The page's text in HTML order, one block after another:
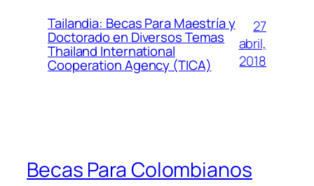
Tailandia: Becas Para Maestría y
Doctorado en Diversos Temas
Thailand International
Cooperation Agency (TICA)
27
abril,
2018
Becas Para Colombianos